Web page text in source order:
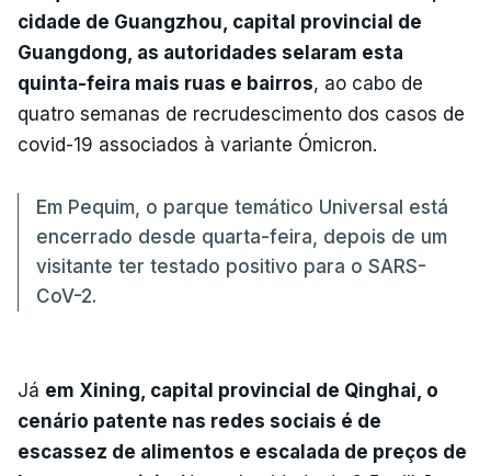
cidade de Guangzhou, capital provincial de
Guangdong, as autoridades selaram esta
quinta-feira mais ruas e bairros, ao cabo de
quatro semanas de recrudescimento dos casos de
covid-19 associados à variante Ómicron.
Em Pequim, o parque temático Universal está
encerrado desde quarta-feira, depois de um
visitante ter testado positivo para o SARS-
CoV-2.
Já em Xining, capital provincial de Qinghai, o
cenário patente nas redes sociais é de
escassez de alimentos e escalada de preços de